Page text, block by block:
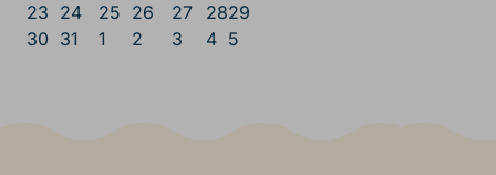
23 24 25 26 27 2829
30 31 1 2 3 4 5